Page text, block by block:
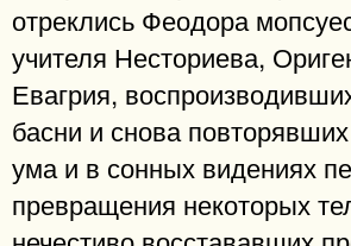
отреклись Феодора
учителя Несториева,
Евагрия,
басни и снова
ума и в сонных видениях
превращения некоторых